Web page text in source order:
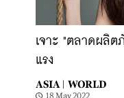
เจาะ "ตลาดผลิ
แรง
ASIA | WORLD
18 May 2022